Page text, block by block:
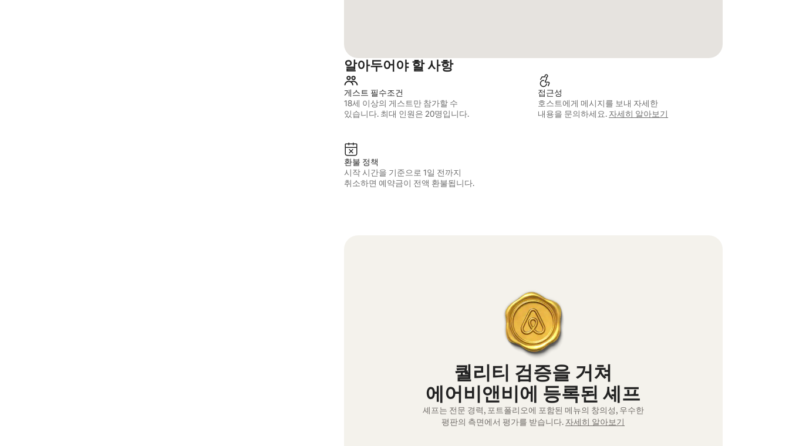
알아두어야 할 사항
게스트 필수조건
18세 이상의 게스트만 참가할 수
있습니다. 최대 인원은 20명입니다.
접근성
호스트에게 메시지를 보내 자세한
내용을 문의하세요. 자세히 알아보기
환불 정책
시작 시간을 기준으로 1일 전까지
취소하면 예약금이 전액 환불됩니다.
퀄리티 검증을 거쳐
에어비앤비에 등록된 셰프
셰프는 전문 경력, 포트폴리오에 포함된 메뉴의 창의성, 우수한
평판의 측면에서 평가를 받습니다. 자세히 알아보기